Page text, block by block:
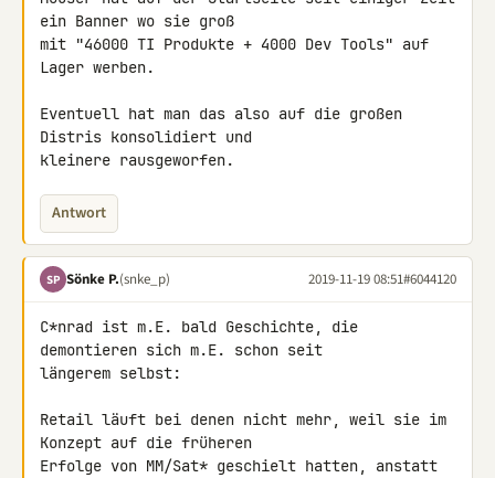
ein Banner wo sie groß
mit "46000 TI Produkte + 4000 Dev Tools" auf
Lager werben.
Eventuell hat man das also auf die großen
Distris konsolidiert und
kleinere rausgeworfen.
Antwort
SP Sönke P.(snke_p) 2019-11-19 08:51#6044120
C*nrad ist m.E. bald Geschichte, die
demontieren sich m.E. schon seit
längerem selbst:
Retail läuft bei denen nicht mehr, weil sie im
Konzept auf die früheren
Erfolge von MM/Sat* geschielt hatten, anstatt